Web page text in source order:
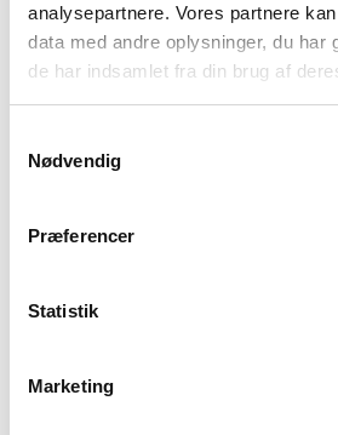
analysepartnere. Vores partnere
data med andre oplysninger, du har
de har indsamlet fra din brug af
Nødvendig
Præferencer
Statistik
Marketing
Nettoomsætning -
(EBIT)
Balance i 1000 DKK
Anlægsaktiver